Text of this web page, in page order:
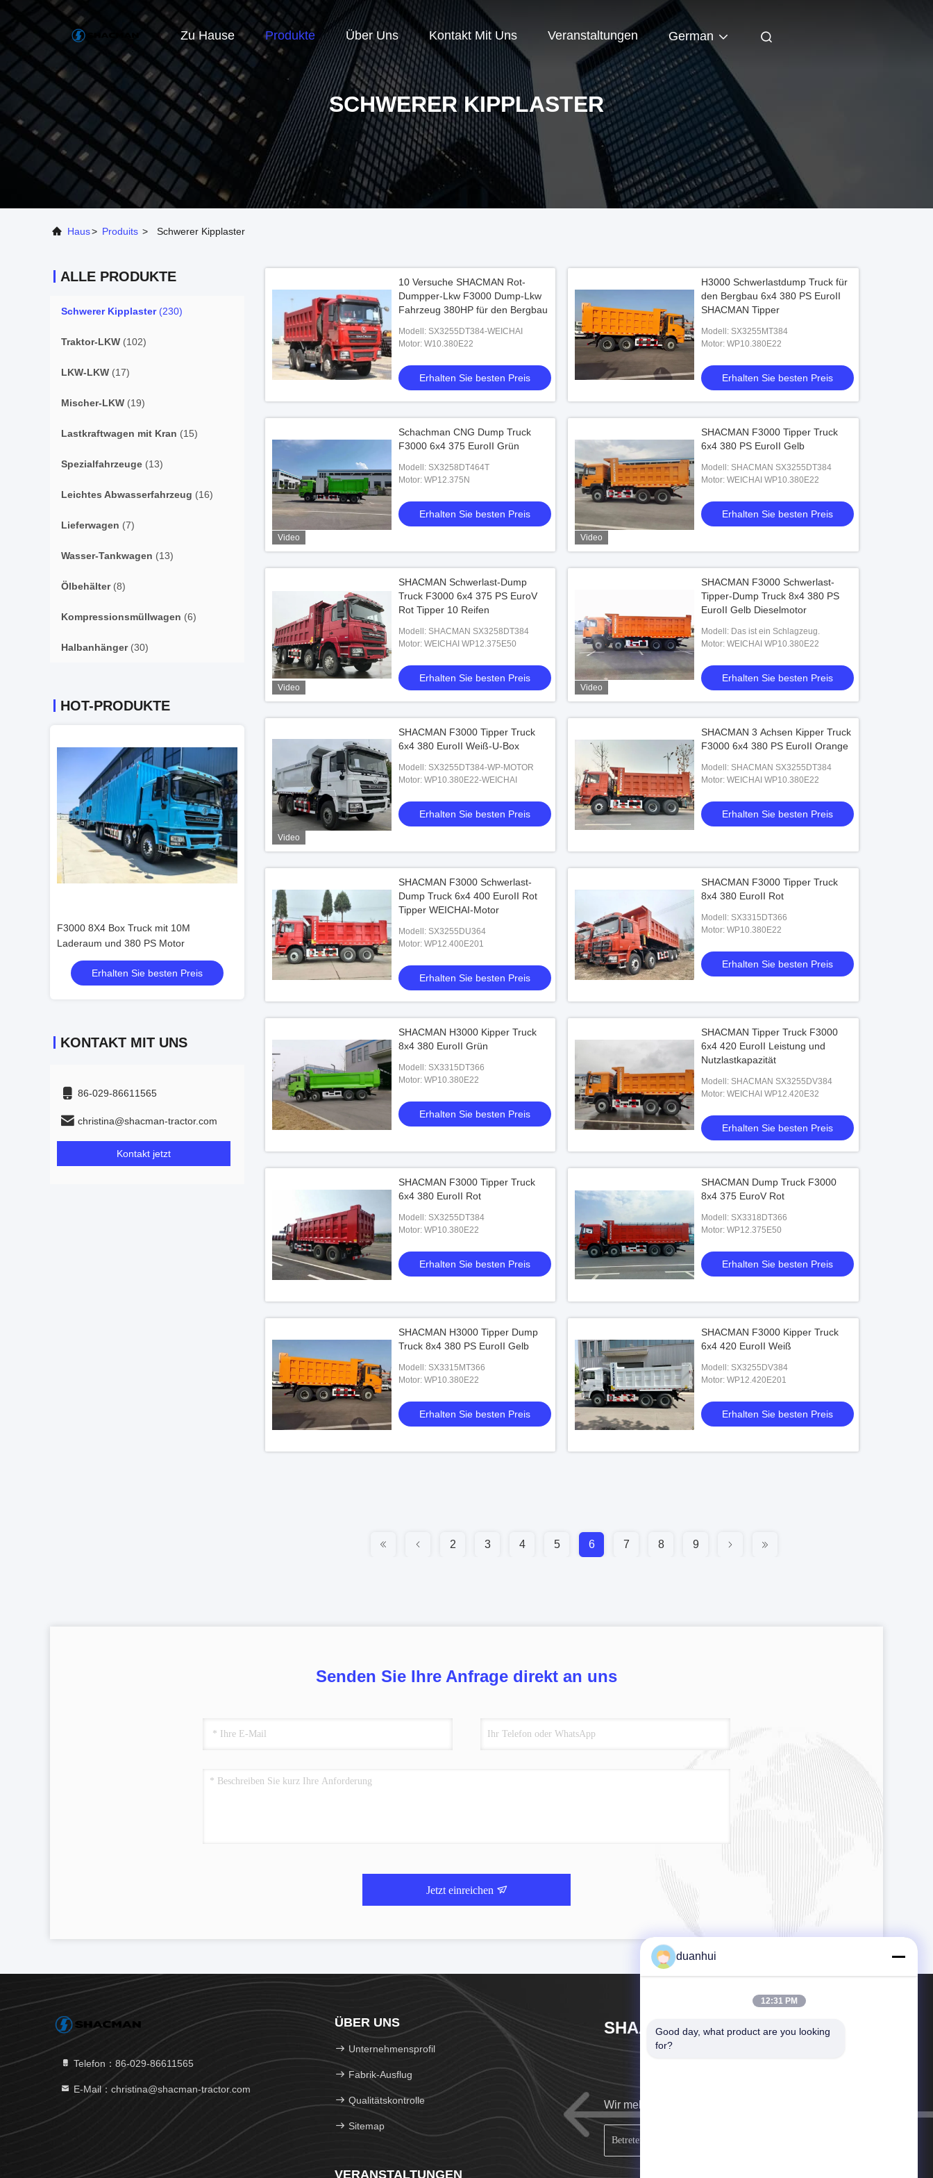
Zu Hause Produkte Über Uns Kontakt Mit Uns Veranstaltungen German
SCHWERER KIPPLASTER
Haus> Produits > Schwerer Kipplaster
ALLE PRODUKTE
Schwerer Kipplaster(230)
Traktor-LKW (102)
LKW-LKW (17)
Mischer-LKW (19)
Lastkraftwagen mit Kran (15)
Spezialfahrzeuge (13)
Leichtes Abwasserfahrzeug (16)
Lieferwagen (7)
Wasser-Tankwagen (13)
Ölbehälter(8)
Kompressionsmüllwagen (6)
Halbanhänger(30)
HOT-PRODUKTE
F3000 8X4 Box Truck mit 10M
Laderaum und 380 PS Motor
Erhalten Sie besten Preis
F3000 8X4 Box Truck mit 10M
Laderaum und 380 PS Motor
Erhalten Sie besten Preis
KONTAKT MIT UNS
86-029-86611565
christina@shacman-tractor.com
Kontakt jetzt
10 Versuche SHACMAN Rot-
Dumpper-Lkw F3000 Dump-Lkw
Fahrzeug 380HP für den Bergbau
Modell: SX3255DT384-WEICHAI
Motor: W10.380E22
Erhalten Sie besten Preis
H3000 Schwerlastdump Truck für
den Bergbau 6x4 380 PS EuroII
SHACMAN Tipper
Modell: SX3255MT384
Motor: WP10.380E22
Erhalten Sie besten Preis
Video
Schachman CNG Dump Truck
F3000 6x4 375 EuroII Grün
Modell: SX3258DT464T
Motor: WP12.375N
Erhalten Sie besten Preis
Video
SHACMAN F3000 Tipper Truck
6x4 380 PS EuroII Gelb
Modell: SHACMAN SX3255DT384
Motor: WEICHAI WP10.380E22
Erhalten Sie besten Preis
Video
SHACMAN Schwerlast-Dump
Truck F3000 6x4 375 PS EuroV
Rot Tipper 10 Reifen
Modell: SHACMAN SX3258DT384
Motor: WEICHAI WP12.375E50
Erhalten Sie besten Preis
Video
SHACMAN F3000 Schwerlast-
Tipper-Dump Truck 8x4 380 PS
EuroII Gelb Dieselmotor
Modell: Das ist ein Schlagzeug.
Motor: WEICHAI WP10.380E22
Erhalten Sie besten Preis
Video
SHACMAN F3000 Tipper Truck
6x4 380 EuroII Weiß-U-Box
Modell: SX3255DT384-WP-MOTOR
Motor: WP10.380E22-WEICHAI
Erhalten Sie besten Preis
SHACMAN 3 Achsen Kipper Truck
F3000 6x4 380 PS EuroII Orange
Modell: SHACMAN SX3255DT384
Motor: WEICHAI WP10.380E22
Erhalten Sie besten Preis
SHACMAN F3000 Schwerlast-
Dump Truck 6x4 400 EuroII Rot
Tipper WEICHAI-Motor
Modell: SX3255DU364
Motor: WP12.400E201
Erhalten Sie besten Preis
SHACMAN F3000 Tipper Truck
8x4 380 EuroII Rot
Modell: SX3315DT366
Motor: WP10.380E22
Erhalten Sie besten Preis
SHACMAN H3000 Kipper Truck
8x4 380 EuroII Grün
Modell: SX3315DT366
Motor: WP10.380E22
Erhalten Sie besten Preis
SHACMAN Tipper Truck F3000
6x4 420 EuroII Leistung und
Nutzlastkapazität
Modell: SHACMAN SX3255DV384
Motor: WEICHAI WP12.420E32
Erhalten Sie besten Preis
SHACMAN F3000 Tipper Truck
6x4 380 EuroII Rot
Modell: SX3255DT384
Motor: WP10.380E22
Erhalten Sie besten Preis
SHACMAN Dump Truck F3000
8x4 375 EuroV Rot
Modell: SX3318DT366
Motor: WP12.375E50
Erhalten Sie besten Preis
SHACMAN H3000 Tipper Dump
Truck 8x4 380 PS EuroII Gelb
Modell: SX3315MT366
Motor: WP10.380E22
Erhalten Sie besten Preis
SHACMAN F3000 Kipper Truck
6x4 420 EuroII Weiß
Modell: SX3255DV384
Motor: WP12.420E201
Erhalten Sie besten Preis
2 3 4 5 6 7 8 9
Senden Sie Ihre Anfrage direkt an uns
Jetzt einreichen
Telefon：86-029-86611565
E-Mail：christina@shacman-tractor.com
ÜBER UNS
Unternehmensprofil
Fabrik-Ausflug
Qualitätskontrolle
Sitemap
VERANSTALTUNGEN
SHAAN XI HAN OCEAN CO . , LTD
Wir melden uns so schnell wie möglich.
duanhui
12:31 PM
Good day, what product are you looking
for?